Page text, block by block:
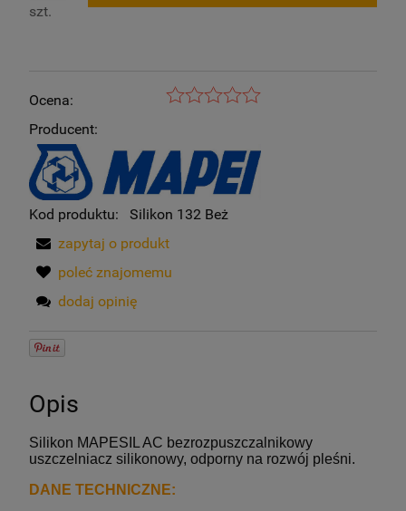
szt.
Ocena:
Producent:
Kod produktu:
Silikon 132 Beż
zapytaj o produkt
poleć znajomemu
dodaj opinię
Opis
Silikon MAPESIL AC bezrozpuszczalnikowy
uszczelniacz silikonowy, odporny na rozwój pleśni.
DANE TECHNICZNE: